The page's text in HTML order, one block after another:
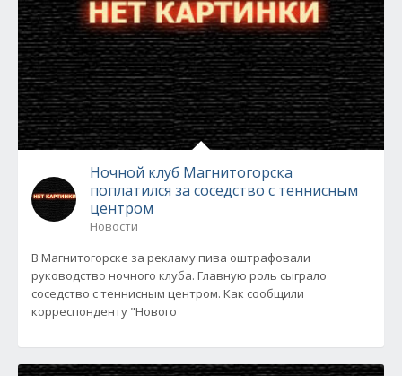
Ночной клуб Магнитогорска
поплатился за соседство с теннисным
центром
Новости
В Магнитогорске за рекламу пива оштрафовали
руководство ночного клуба. Главную роль сыграло
соседство с теннисным центром. Как сообщили
корреспонденту "Нового